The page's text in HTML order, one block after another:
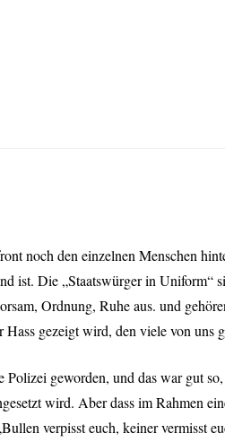
noch den einzelnen Menschen
ist. Die „Staatswürger in
Ordnung, Ruhe aus. und
gezeigt wird, den viele von uns
geworden, und das war gut
wird. Aber dass im
verpisst euch, keiner